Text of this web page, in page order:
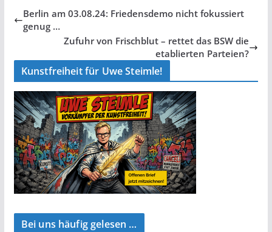
Berlin am 03.08.24: Friedensdemo nicht fokussiert
genug …
Zufuhr von Frischblut – rettet das BSW die
etablierten Parteien?
Kunstfreiheit für Uwe Steimle!
Bei uns häufig gelesen …